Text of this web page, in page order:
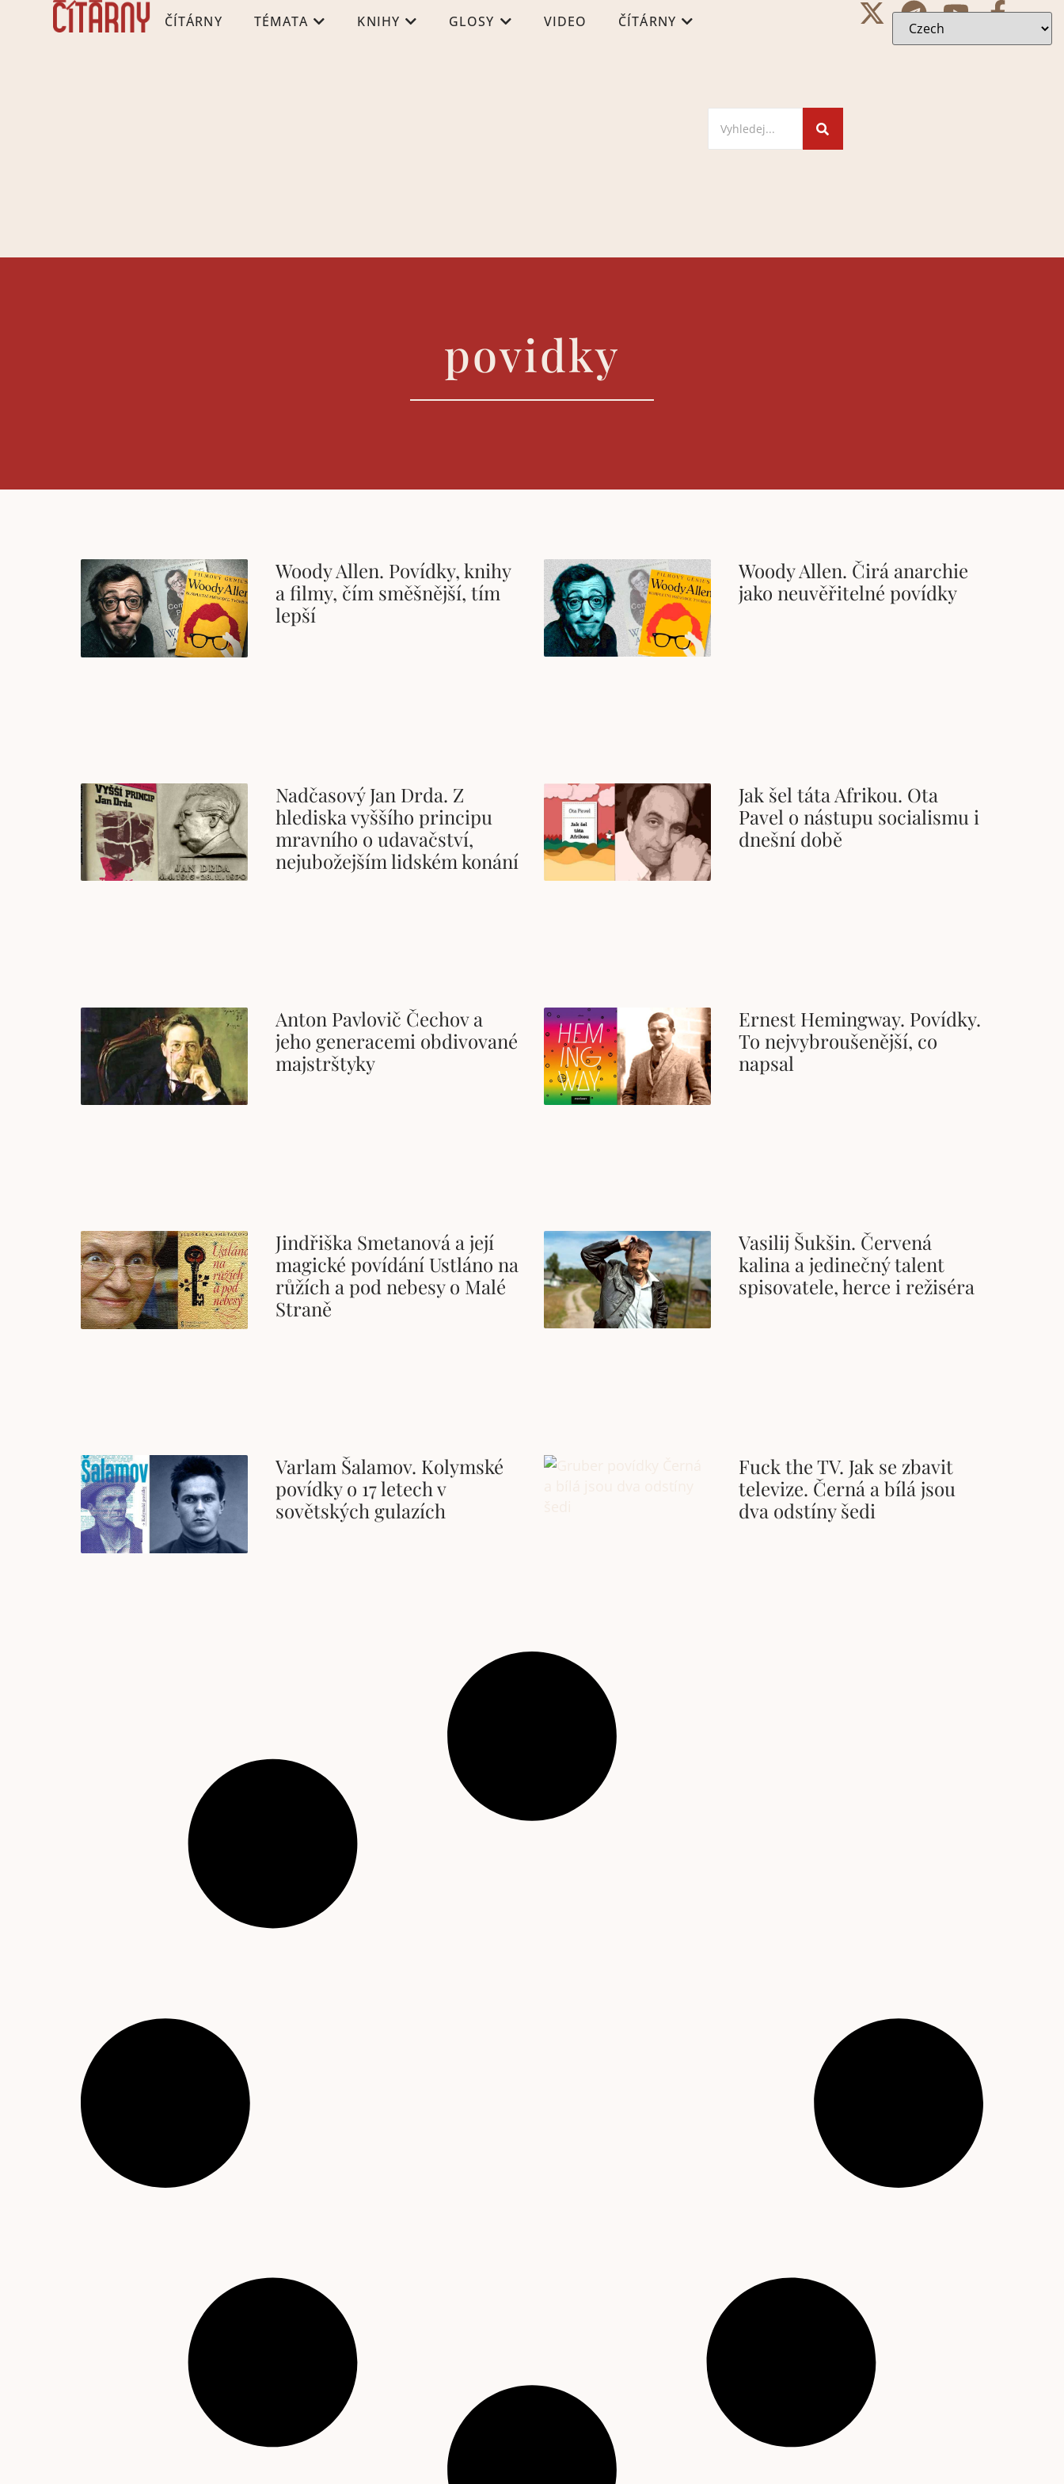
ČÍTÁRNY TÉMATA KNIHY GLOSY VIDEO ČÍTÁRNY
povidky
Woody Allen. Povídky, knihy
a filmy, čím směšnější, tím
lepší
Woody Allen. Čirá anarchie
jako neuvěřitelné povídky
Nadčasový Jan Drda. Z
hlediska vyššího principu
mravního o udavačství,
nejubožejším lidském konání
Jak šel táta Afrikou. Ota
Pavel o nástupu socialismu i
dnešní době
Anton Pavlovič Čechov a
jeho generacemi obdivované
majstrštyky
Ernest Hemingway. Povídky.
To nejvybroušenější, co
napsal
Jindřiška Smetanová a její
magické povídání Ustláno na
růžích a pod nebesy o Malé
Straně
Vasilij Šukšin. Červená
kalina a jedinečný talent
spisovatele, herce i režiséra
Varlam Šalamov. Kolymské
povídky o 17 letech v
sovětských gulazích
Fuck the TV. Jak se zbavit
televize. Černá a bílá jsou
dva odstíny šedi